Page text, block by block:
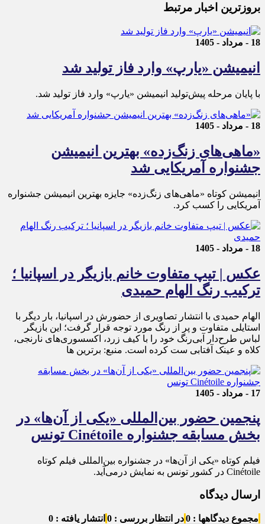
بروزترین اخبار مرتبط
18 - مرداد - 1405
انیمیشن «یارپ» وارد فاز تولید شد
با پایان مرحله پیش‌تولید انیمیشن «یارپ» وارد فاز تولید شد.
18 - مرداد - 1405
«ماهی‌های زنگ‌زده» بهترین انیمیشن
جشنواره آمریکایی شد
انیمیشن کوتاه «ماهی‌های زنگ‌زده» جایزه بهترین انیمیشن جشنواره
آمریکایی را کسب کرد.
18 - مرداد - 1405
عکس | تیپ متفاوت خانم بازیگر در اسپانیا ؛
ترکیب رنگ الهام حمیدی
الهام حمیدی با انتشار تصاویری از حضورش در اسپانیا، بار دیگر با
استایلی متفاوت و پر از رنگ مورد توجه قرار گرفت؛ این بازیگر
لباس طرح‌دار آبی‌رنگ خود را با کیف زرد، اکسسوری‌های نارنجی،
کلاه و عینک آفتابی ست کرده است. منبع: برترین ها
17 - مرداد - 1405
پنجمین حضور بین‌المللی «یکی از آن‌ها» در
بخش مسابقه جشنواره Cinétoile تونس
فیلم کوتاه «یکی از آن‌ها» در جشنواره بین‌المللی فیلم کوتاه
Cinétoile در کشور تونس به نمایش درمی‌آید.
ارسال دیدگاه
مجموع دیدگاهها : 0 در انتظار بررسی : 0 انتشار یافته : 0